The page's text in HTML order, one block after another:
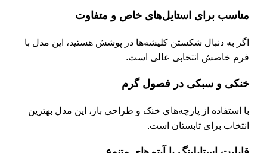
مناسب برای استایل‌های خاص و متفاوت
اگر به دنبال شکستن کلیشه‌ها در پوشش هستید، این مدل با
فرم خاصش انتخابی عالی است.
خنکی و سبکی در فصول گرم
با استفاده از پارچه‌های خنک و طراحی باز، این مدل بهترین
انتخاب برای تابستان است.